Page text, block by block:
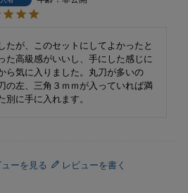
たが、このセットにしてよかったと
た高級感がいいし、手にした感じに
ら気に入りました。丸刀が多いの
の左、三角３ｍｍが入っていれば満
別に手に入れます。
ーを見る レビューを書く